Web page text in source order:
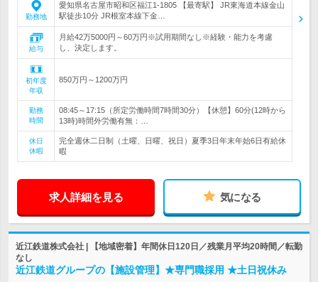
勤務地
愛知県名古屋市昭和区福江1-1805 【最寄駅】 JR東海道本線金山
駅徒歩10分 JR根室本線下金…
給与
月給42万5000円～60万円※試用期間なし※経験・能力を考慮
し、決定します。
初年度
年収
850万円～1200万円
勤務
時間
08:45～17:15（所定労働時間7時間30分）【休憩】60分(12時から
13時)時間外労働有無：…
休日
休暇
完全週休二日制（土曜、日曜、祝日）夏季3日年末年始6日有給休
暇
求人詳細を見る 気になる
近江鉄道株式会社 | 【地域密着】年間休日120日／残業月平均20時間／転勤
なし
近江鉄道グループの【施設管理】★専門職採用 ★土日祝休み